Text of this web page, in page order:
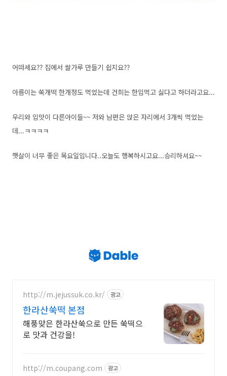
어떠세요?? 집에서 쌀가루 만들기 쉽지요??
아름이는 쑥개떡 한개정도 먹었는데 건희는 한입먹고 싫다고 하더라고요...
우리와 입맛이 다른아이들~~ 저와 남편은 앉은 자리에서 3개씩 먹었는
데...ㅋㅋㅋㅋ
햇살이 너무 좋은 목요일입니다..오늘도 행복하시고요...승리하셔요~~
http://m.jejussuk.co.kr/ 광고
한라산쑥떡 본점
해풍맞은 한라산쑥으로 만든 쑥떡으
로 맛과 건강을!
http://m.coupang.com 광고